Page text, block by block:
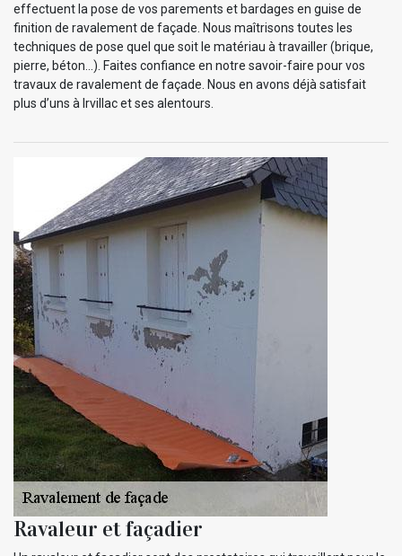
effectuent la pose de vos parements et bardages en guise de
finition de ravalement de façade. Nous maîtrisons toutes les
techniques de pose quel que soit le matériau à travailler (brique,
pierre, béton…). Faites confiance en notre savoir-faire pour vos
travaux de ravalement de façade. Nous en avons déjà satisfait
plus d’uns à Irvillac et ses alentours.
Ravaleur et façadier